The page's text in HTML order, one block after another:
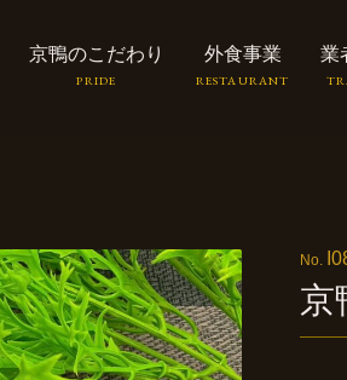
京鴨のこだわり 外食事業 業
京